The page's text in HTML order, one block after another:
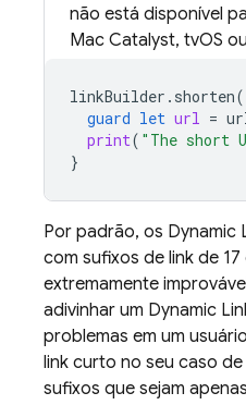
não está disponível
Mac Catalyst, tvOS
linkBuilder . shorten
guard let url =
print( "The short
}
Por padrão, os Dynamic
com sufixos de link de
extremamente
adivinhar um Dynamic
problemas em um
link curto no seu caso
sufixos que sejam